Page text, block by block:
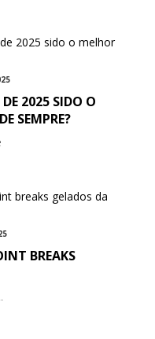
2025 SIDO O
SEMPRE?
BREAKS